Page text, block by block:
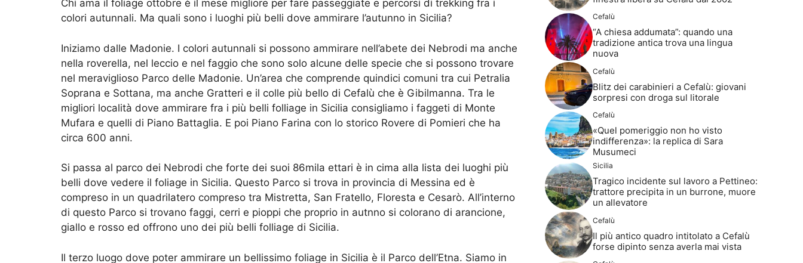
Chi ama il foliage ottobre è il mese migliore per fare passeggiate e percorsi di trekking fra i
colori autunnali. Ma quali sono i luoghi più belli dove ammirare l’autunno in Sicilia?
Iniziamo dalle Madonie. I colori autunnali si possono ammirare nell’abete dei Nebrodi ma anche
nella roverella, nel leccio e nel faggio che sono solo alcune delle specie che si possono trovare
nel meraviglioso Parco delle Madonie. Un’area che comprende quindici comuni tra cui Petralia
Soprana e Sottana, ma anche Gratteri e il colle più bello di Cefalù che è Gibilmanna. Tra le
migliori località dove ammirare fra i più belli folliage in Sicilia consigliamo i faggeti di Monte
Mufara e quelli di Piano Battaglia. E poi Piano Farina con lo storico Rovere di Pomieri che ha
circa 600 anni.
Si passa al parco dei Nebrodi che forte dei suoi 86mila ettari è in cima alla lista dei luoghi più
belli dove vedere il foliage in Sicilia. Questo Parco si trova in provincia di Messina ed è
compreso in un quadrilatero compreso tra Mistretta, San Fratello, Floresta e Cesarò. All’interno
di questo Parco si trovano faggi, cerri e pioppi che proprio in autnno si colorano di arancione,
giallo e rosso ed offrono uno dei più belli folliage di Sicilia.
Il terzo luogo dove poter ammirare un bellissimo foliage in Sicilia è il Parco dell’Etna. Siamo in
Cefalù
“A chiesa addumata”: quando una
tradizione antica trova una lingua
nuova
Cefalù
Blitz dei carabinieri a Cefalù: giovani
sorpresi con droga sul litorale
Cefalù
«Quel pomeriggio non ho visto
indifferenza»: la replica di Sara
Musumeci
Sicilia
Tragico incidente sul lavoro a Pettineo:
trattore precipita in un burrone, muore
un allevatore
Cefalù
Il più antico quadro intitolato a Cefalù
forse dipinto senza averla mai vista